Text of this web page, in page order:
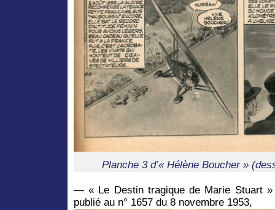
Planche 3 d’« Hélène Boucher »
— « Le Destin tragique de Marie Stuart »
publié au n° 1657 du 8 novembre 1953,